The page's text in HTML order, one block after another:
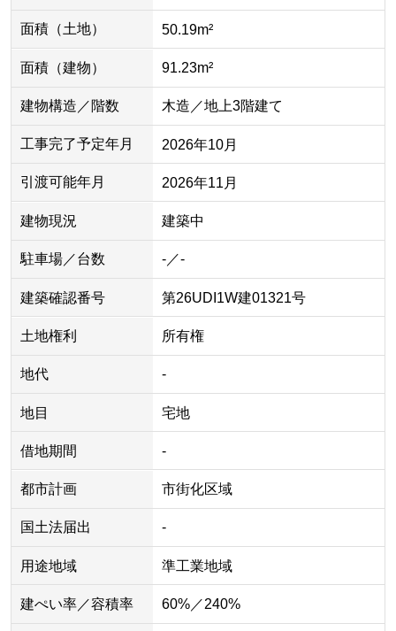
面積（土地） 50.19m²
面積（建物） 91.23m²
建物構造／階数 木造／地上3階建て
工事完了予定年月 2026年10月
引渡可能年月 2026年11月
建物現況 建築中
駐車場／台数 -／-
建築確認番号 第26UDI1W建01321号
土地権利 所有権
地代 -
地目 宅地
借地期間 -
都市計画 市街化区域
国土法届出 -
用途地域 準工業地域
建ぺい率／容積率 60%／240%